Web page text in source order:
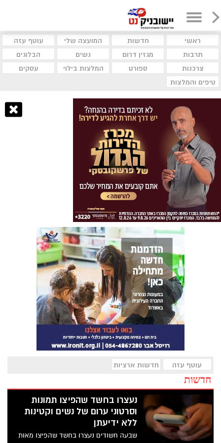
ראשי חדשות המועצה שלי
עוטף עזה
תרבות
מגזין דרום נשים
הבלוגים
צרכנות
ספורט המלצות בילוי
עסקים
טיפים והמלצות
עוטף עזה חדשות ארציות
חדשות
נעצרו בחשד שהפיצו תמונות
וסרטוני ערום של נשים וקטינות
ללא ידיעתן
שבעה חשודים נעצרו בחשד שהפיצו מאות